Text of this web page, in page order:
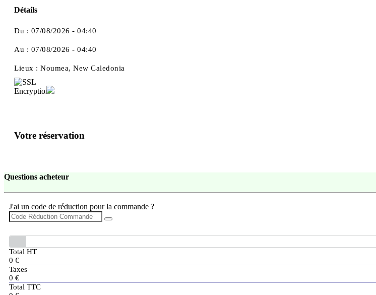
Détails
Du : 07/08/2026 - 04:40
Au : 07/08/2026 - 04:40
Lieux : Noumea, New Caledonia
Votre réservation
Questions acheteur
J'ai un code de réduction pour la commande ?
Total HT
0 €
Taxes
0 €
Total TTC